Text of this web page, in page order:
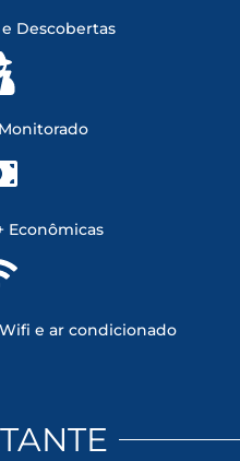
Descobertas
Econômicas
e ar condicionado